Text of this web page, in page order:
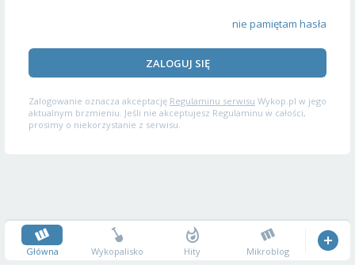
nie pamiętam hasła
ZALOGUJ SIĘ
Zalogowanie oznacza akceptację Regulaminu serwisu Wykop.pl w jego
aktualnym brzmieniu. Jeśli nie akceptujesz Regulaminu w całości,
prosimy o niekorzystanie z serwisu.
Główna Wykopalisko Hity Mikroblog